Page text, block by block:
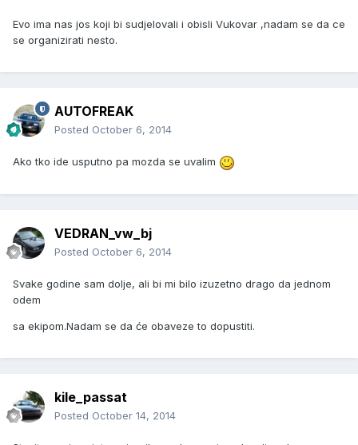
Evo ima nas jos koji bi sudjelovali i obisli Vukovar ,nadam se da ce
se organizirati nesto.
AUTOFREAK
Posted October 6, 2014
Ako tko ide usputno pa mozda se uvalim
VEDRAN_vw_bj
Posted October 6, 2014
Svake godine sam dolje, ali bi mi bilo izuzetno drago da jednom
odem
sa ekipom.Nadam se da će obaveze to dopustiti.
kile_passat
Posted October 14, 2014